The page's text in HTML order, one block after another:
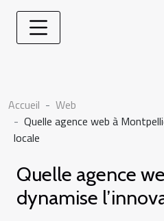
Accueil
Web
Quelle agence web à
locale
Quelle agence
dynamise